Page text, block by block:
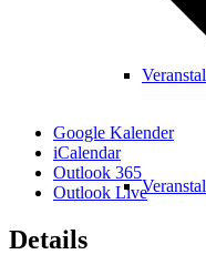
Google Kalender
iCalendar
Outlook 365
Outlook Live
Details